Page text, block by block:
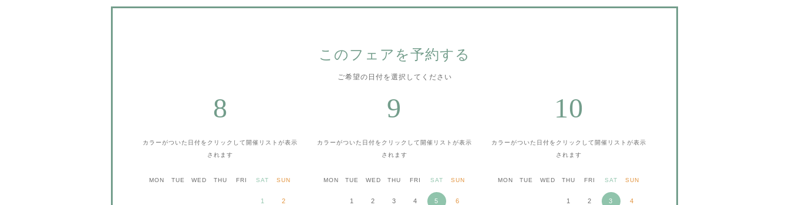
このフェアを予約する
ご希望の日付を選択してください
8
カラーがついた日付をクリックして 開催リストが表示
されます
MON TUE WED THU FRI SAT SUN
1 2
9
カラーがついた日付をクリックして 開催リストが表示
されます
MON TUE WED THU FRI SAT SUN
1 2 3 4 5 6
10
カラーがついた日付をクリックして 開催リストが表示
されます
MON TUE WED THU FRI SAT SUN
1 2 3 4